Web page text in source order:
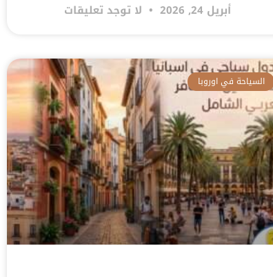
أبريل 24, 2026 لا توجد تعليقات
السياحة في اوروبا